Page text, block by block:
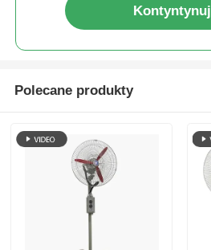
Kontyntynuj
Polecane produkty